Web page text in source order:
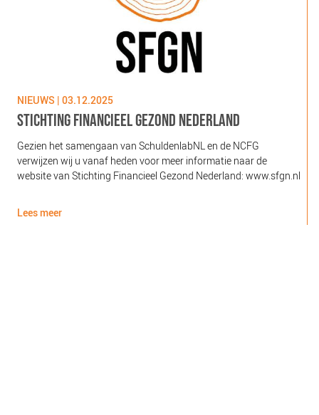
NIEUWS | 03.12.2025
STICHTING FINANCIEEL GEZOND NEDERLAND
Gezien het samengaan van SchuldenlabNL en de NCFG
verwijzen wij u vanaf heden voor meer informatie naar de
website van Stichting Financieel Gezond Nederland: www.sfgn.nl
Lees meer